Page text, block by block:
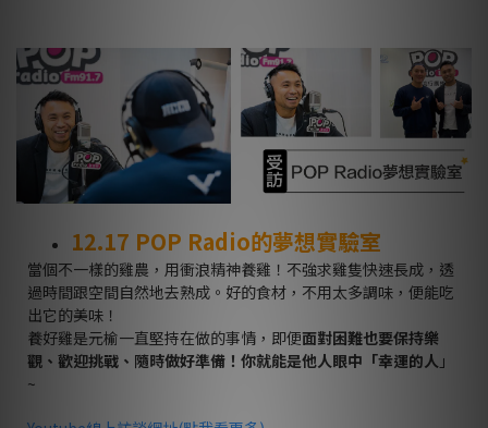
12.17 POP Radio的夢想實驗室
當個不一樣的雞農，用衝浪精神養雞！不強求雞隻快速長成，透
過時間跟空間自然地去熟成。好的食材，不用太多調味，便能吃
出它的美味！
養好雞是元榆一直堅持在做的事情，即便面對困難也要保持樂
觀、歡迎挑戰、隨時做好準備！你就能是他人眼中「幸運的人 」
~